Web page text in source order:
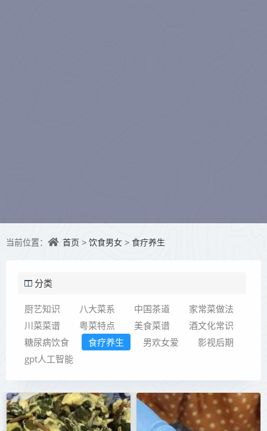
当前位置： 首页 > 饮食男女 > 食疗养生
分类
厨艺知识 八大菜系 中国茶道
家常菜做法
川菜菜谱
粤菜特点 美食菜谱
酒文化常识
糖尿病饮食
食疗养生 男欢女爱
影视后期
gpt人工智能